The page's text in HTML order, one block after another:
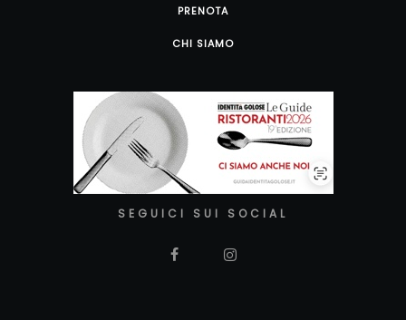
PRENOTA
CHI SIAMO
SEGUICI SUI SOCIAL